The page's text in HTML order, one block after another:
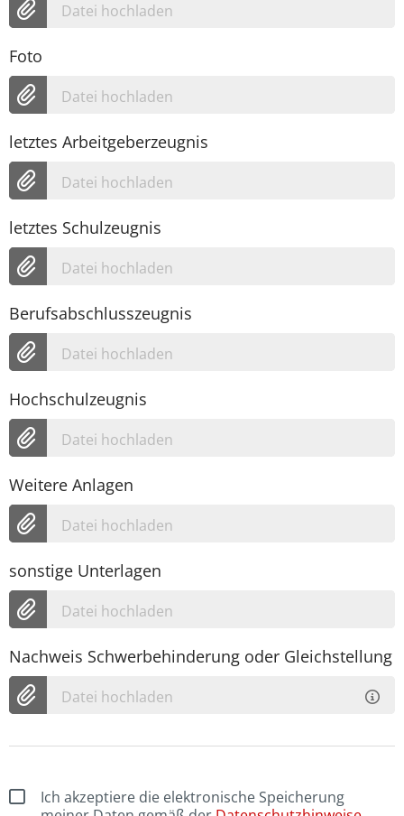
Datei hochladen
Foto
Datei hochladen
letztes Arbeitgeberzeugnis
Datei hochladen
letztes Schulzeugnis
Datei hochladen
Berufsabschlusszeugnis
Datei hochladen
Hochschulzeugnis
Datei hochladen
Weitere Anlagen
Datei hochladen
sonstige Unterlagen
Datei hochladen
Nachweis Schwerbehinderung oder Gleichstellung
Datei hochladen
Ich akzeptiere die elektronische Speicherung